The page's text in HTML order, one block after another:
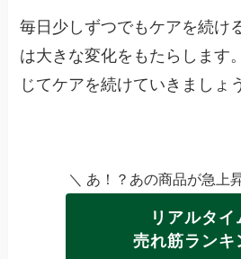
毎日少しずつでもケアを続け
は大きな変化をもたらします
じてケアを続けていきましょ
＼ あ！？あの商品が急上
リアルタイ
売れ筋ランキ